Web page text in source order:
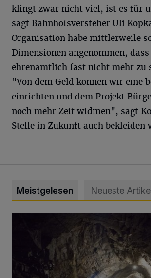
klingt zwar nicht viel, ist es für
sagt Bahnhofsversteher Uli
Organisation habe mittlerweile
Dimensionen angenommen, dass
ehrenamtlich fast nicht mehr zu
"Von dem Geld können wir eine
einrichten und dem Projekt
noch mehr Zeit widmen", sagt
Stelle in Zukunft auch bekleiden
Meistgelesen Neueste